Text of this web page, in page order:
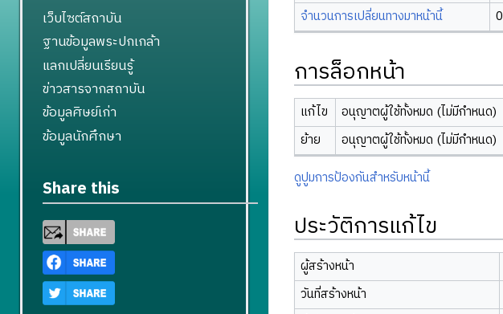
จำนวนการเปลี่ยนทางมาหน้านี้
0
การล็อกหน้า
แก้ไข
อนุญาตผู้ใช้ทั้งหมด (ไม่มีกำหนด)
ย้าย
อนุญาตผู้ใช้ทั้งหมด (ไม่มีกำหนด)
ดูปูมการป้องกันสำหรับหน้านี้
ประวัติการแก้ไข
ผู้สร้างหน้า
วันที่สร้างหน้า
เว็บไซต์สถาบัน
ฐานข้อมูลพระปกเกล้า
แลกเปลี่ยนเรียนรู้
ข่าวสารจากสถาบัน
ข้อมูลศิษย์เก่า
ข้อมูลนักศึกษา
Share this